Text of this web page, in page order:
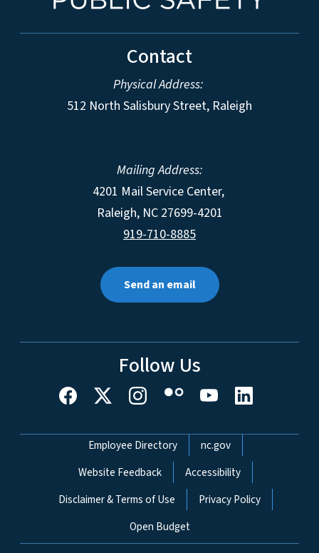
Contact
Physical Address:
512 North Salisbury Street, Raleigh
Mailing Address:
4201 Mail Service Center,
Raleigh, NC 27699-4201
919-710-8885
Send an email
Follow Us
Network Menu
Employee Directory
nc.gov
Website Feedback
Accessibility
Disclaimer & Terms of Use
Privacy Policy
Open Budget